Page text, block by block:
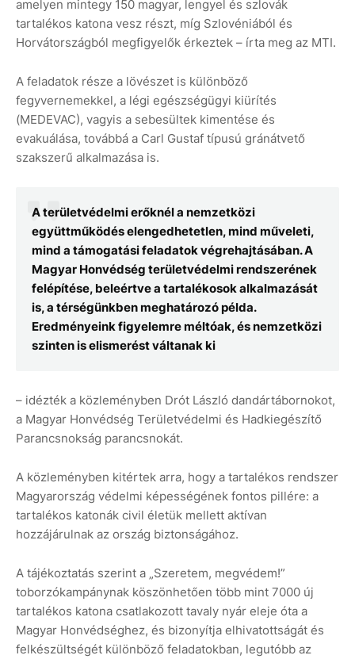
amelyen mintegy 150 magyar, lengyel és szlovák
tartalékos katona vesz részt, míg Szlovéniából és
Horvátországból megfigyelők érkeztek – írta meg az MTI.
A feladatok része a lövészet is különböző
fegyvernemekkel, a légi egészségügyi kiürítés
(MEDEVAC), vagyis a sebesültek kimentése és
evakuálása, továbbá a Carl Gustaf típusú gránátvető
szakszerű alkalmazása is.
A területvédelmi erőknél a nemzetközi
együttműködés elengedhetetlen, mind műveleti,
mind a támogatási feladatok végrehajtásában. A
Magyar Honvédség területvédelmi rendszerének
felépítése, beleértve a tartalékosok alkalmazását
is, a térségünkben meghatározó példa.
Eredményeink figyelemre méltóak, és nemzetközi
szinten is elismerést váltanak ki
– idézték a közleményben Drót László dandártábornokot,
a Magyar Honvédség Területvédelmi és Hadkiegészítő
Parancsnokság parancsnokát.
A közleményben kitértek arra, hogy a tartalékos rendszer
Magyarország védelmi képességének fontos pillére: a
tartalékos katonák civil életük mellett aktívan
hozzájárulnak az ország biztonságához.
A tájékoztatás szerint a „Szeretem, megvédem!”
toborzókampánynak köszönhetően több mint 7000 új
tartalékos katona csatlakozott tavaly nyár eleje óta a
Magyar Honvédséghez, és bizonyítja elhivatottságát és
felkészültségét különböző feladatokban, legutóbb az